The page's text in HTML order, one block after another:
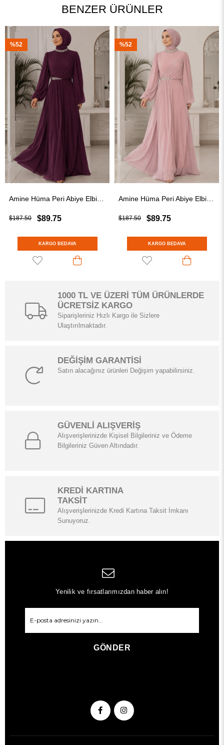
BENZER ÜRÜNLER
Amine Hüma Peri Abiye Elbise Mürdüm Amine Hüma Peri Abiye Elbise Pudra
$187.50
KARGO BEDAVA
$187.50
KARGO BEDAVA
1000 TL VE ÜZERİ TÜM ÜRÜNLERDE
ÜCRETSİZ KARGO
Siparişleriniz Hızlı Kargo ile Sizlere
Ulaştırılmaktadır.
DEĞİŞİM GARANTİSİ
Satın alacağınız ürünleri Değişim yapabilirsiniz.
GÜVENLİ ALIŞVERİŞ
Alışverişlerinizde Kişisel Bilgileriniz ve Ödeme
Bilgileriniz Güven Altındadır.
KREDİ KARTINA
TAKSİT
Alışverişlerinizde Kredi Kartına Taksit İmkanı
Sunuyoruz.
Yenilik ve fırsatlarımızdan haber alın!
GÖNDER